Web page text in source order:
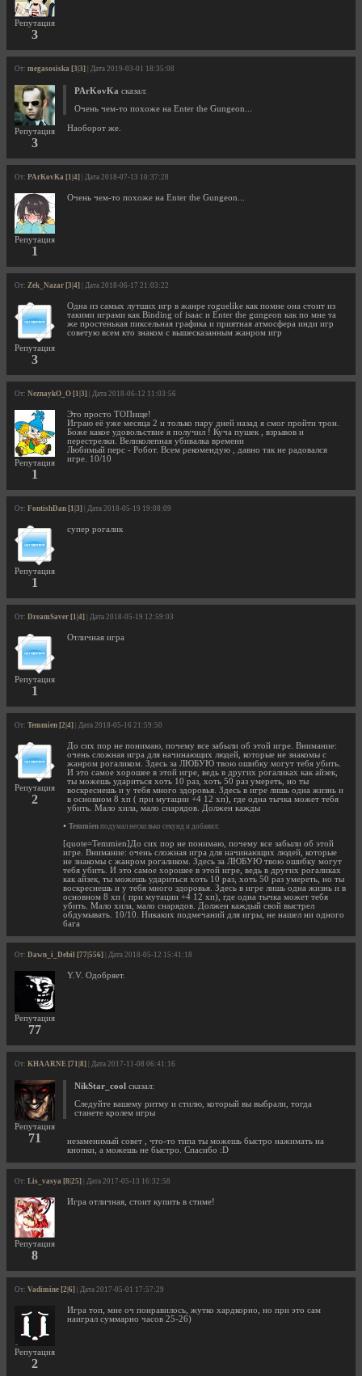
Репутация
3
От: megasosiska [3|3] | Дата 2019-03-01 18:35:08
Репутация
3
PArKovKa сказал:
Очень чем-то похоже на Enter the Gungeon...
Наоборот же.
От: PArKovKa [1|4] | Дата 2018-07-13 10:37:28
Репутация
1
Очень чем-то похоже на Enter the Gungeon...
От: Zek_Nazar [3|4] | Дата 2018-06-17 21:03:22
Репутация
3
Одна из самых лутших игр в жанре roguelike как помне она стоит из
такими играми как Binding of isaaс и Enter the gungeon как по мне та
же простенькая пиксельная графика и приятная атмосфера инди игр
советую всем кто знаком с вышесказанным жанром игр
От: NeznaykO_O [1|3] | Дата 2018-06-12 11:03:56
Репутация
1
Это просто ТОПище!
Играю её уже месяца 2 и только пару дней назад я смог пройти трон.
Боже какое удовольствие я получил ! Куча пушек , взрывов и
перестрелки. Великолепная убивалка времени
Любимый перс - Робот. Всем рекомендую , давно так не радовался
игре. 10/10
От: FontishDan [1|3] | Дата 2018-05-19 19:08:09
Репутация
1
супер рогалик
От: DreamSaver [1|4] | Дата 2018-05-19 12:59:03
Репутация
1
Отличная игра
От: Temmien [2|4] | Дата 2018-05-16 21:59:50
Репутация
2
До сих пор не понимаю, почему все забыли об этой игре. Внимание:
очень сложная игра для начинающих людей, которые не знакомы с
жанром рогаликом. Здесь за ЛЮБУЮ твою ошибку могут тебя убить.
И это самое хорошее в этой игре, ведь в других рогаликах как айзек,
ты можешь удариться хоть 10 раз, хоть 50 раз умереть, но ты
воскреснешь и у тебя много здоровья. Здесь в игре лишь одна жизнь и
в основном 8 хп ( при мутации +4 12 хп), где одна тычка может тебя
убить. Мало хила, мало снарядов. Должен кажды
• Temmien подумал несколько секунд и добавил:
[quote=Temmien]До сих пор не понимаю, почему все забыли об этой
игре. Внимание: очень сложная игра для начинающих людей, которые
не знакомы с жанром рогаликом. Здесь за ЛЮБУЮ твою ошибку могут
тебя убить. И это самое хорошее в этой игре, ведь в других рогаликах
как айзек, ты можешь удариться хоть 10 раз, хоть 50 раз умереть, но ты
воскреснешь и у тебя много здоровья. Здесь в игре лишь одна жизнь и в
основном 8 хп ( при мутации +4 12 хп), где одна тычка может тебя
убить. Мало хила, мало снарядов. Должен каждый свой выстрел
обдумывать. 10/10. Никаких подмечаний для игры, не нашел ни одного
бага
От: Dawn_i_Debil [77|556] | Дата 2018-05-12 15:41:18
Репутация
77
Y.V. Одобряет.
От: KHAARNE [71|8] | Дата 2017-11-08 06:41:16
Репутация
71
NikStar_cool сказал:
Следуйте вашему ритму и стилю, который вы выбрали, тогда
станете кролем игры
незаменимый совет , что-то типа ты можешь быстро нажимать на
кнопки, а можешь не быстро. Спасибо :D
От: Lis_vasya [8|25] | Дата 2017-05-13 16:32:58
Репутация
8
Игра отличная, стоит купить в стиме!
От: Vadimine [2|6] | Дата 2017-05-01 17:57:29
Репутация
2
Игра топ, мне оч понравилось, жутко хардкорно, но при это сам
наиграл суммарно часов 25-26)